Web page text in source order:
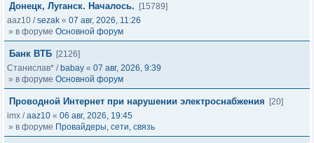
Донецк, Луганск. Началось.
[15789]
aaz10 /sezak « 07 авг, 2026, 11:26
» в форуме Основной форум
Банк ВТБ [2126]
Станислав* / babay « 07 авг, 2026, 9:39
» в форуме Основной форум
Проводной Интернет при нарушении электроснабжения
[20]
imx /aaz10 « 06 авг, 2026, 19:45
» в форуме Провайдеры, сети, связь